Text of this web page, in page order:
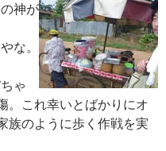
神が
な。
ゃ
これ幸いとばかりにオ
族のように歩く作戦を実